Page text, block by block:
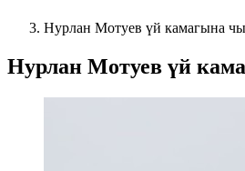
Нурлан Мотуев үй камагына
Нурлан Мотуев үй